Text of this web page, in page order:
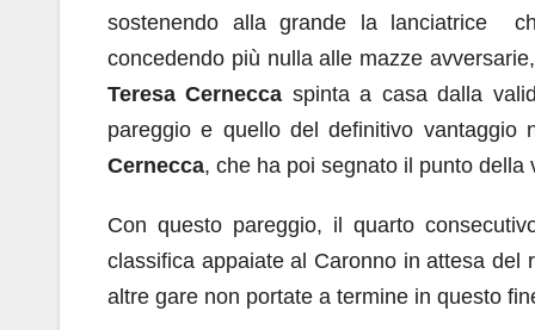
sostenendo alla grande la lanciatrice
concedendo più nulla alle mazze
Teresa Cernecca spinta a casa dalla
pareggio e quello del definitivo vantaggio
Cernecca, che ha poi segnato il punto
Con questo pareggio, il quarto
classifica appaiate al Caronno in attesa
altre gare non portate a termine in questo